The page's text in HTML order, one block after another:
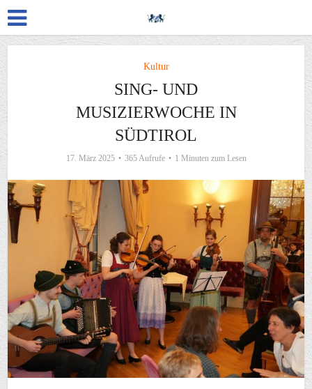
Kultur
SING- UND
MUSIZIERWOCHE IN
SÜDTIROL
17. März 2025 365 Aufrufe 1 Minuten zum Lesen